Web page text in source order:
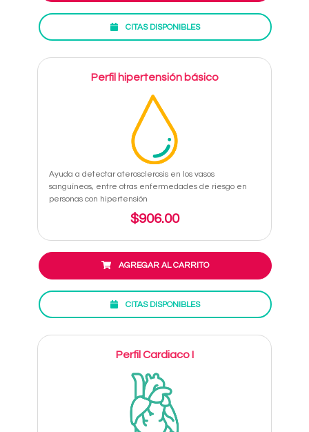
CITAS DISPONIBLES
Perfil hipertensión básico
Ayuda a detectar aterosclerosis en los vasos
sanguíneos, entre otras enfermedades de riesgo en
personas con hipertensión
$906.00
AGREGAR AL CARRITO
CITAS DISPONIBLES
Perfil Cardiaco I